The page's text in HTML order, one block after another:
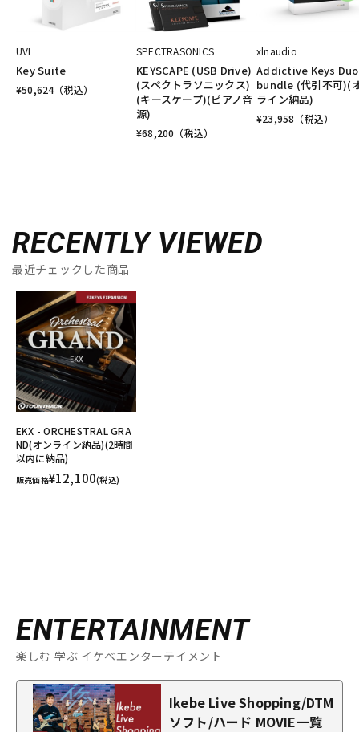
UVI
Key Suite
¥50,624（税込）
SPECTRASONICS
KEYSCAPE (USB Drive)
(スペクトラソニックス)
(キースケープ)(ピアノ音
源)
¥68,200 （税込）
xlnaudio
Addictive Keys Duo
bundle (代引不可)(
ライン納品)
¥23,958 （税込）
RECENTLY VIEWED
最近チェックした商品
EKX - ORCHESTRAL GRA
ND(オンライン納品)(2時間
以内に納品)
販売価格¥12,100(税込)
ENTERTAINMENT
楽しむ 学ぶ イケベエンターテイメント
Ikebe Live Shopping/DTM
ソフト/ハード MOVIE一覧